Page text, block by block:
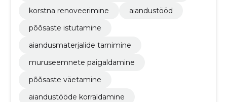
korstna renoveerimine
aiandustööd
põõsaste istutamine
aiandusmaterjalide tarnimine
muruseemnete paigaldamine
põõsaste väetamine
aiandustööde korraldamine